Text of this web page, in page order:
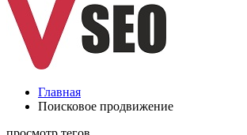
Главная
Поисковое продвижение